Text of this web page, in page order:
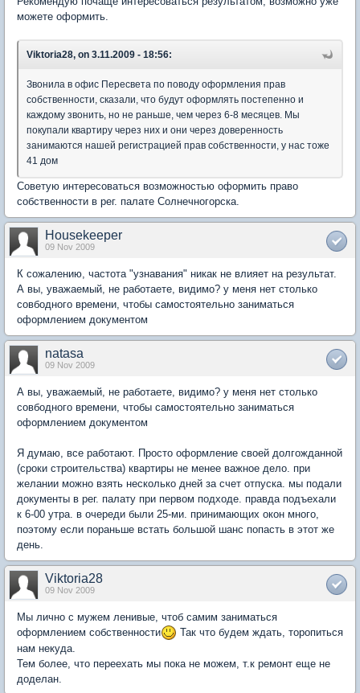
можете оформить.
Viktoria28, on 3.11.2009 - 18:56:
Звонила в офис Пересвета по поводу оформления прав
собственности, сказали, что будут оформлять постепенно и
каждому звонить, но не раньше, чем через 6-8 месяцев. Мы
покупали квартиру через них и они через доверенность
занимаются нашей регистрацией прав собственности, у нас тоже
41 дом
Советую интересоваться возможностью оформить право
собственности в рег. палате Солнечногорска.
Housekeeper
09 Nov 2009
К сожалению, частота "узнавания" никак не влияет на результат.
А вы, уважаемый, не работаете, видимо? у меня нет столько
совбодного времени, чтобы самостоятельно заниматься
оформлением документом
natasa
09 Nov 2009
А вы, уважаемый, не работаете, видимо? у меня нет столько
совбодного времени, чтобы самостоятельно заниматься
оформлением документом
Я думаю, все работают. Просто оформление своей долгожданной
(сроки строительства) квартиры не менее важное дело. при
желании можно взять несколько дней за счет отпуска. мы подали
документы в рег. палату при первом подходе. правда подъехали
к 6-00 утра. в очереди были 25-ми. принимающих окон много,
поэтому если пораньше встать большой шанс попасть в этот же
день.
Viktoria28
09 Nov 2009
Мы лично с мужем ленивые, чтоб самим заниматься
оформлением собственности
Так что будем ждать, торопиться
нам некуда.
Тем более, что переехать мы пока не можем, т.к ремонт еще не
доделан.